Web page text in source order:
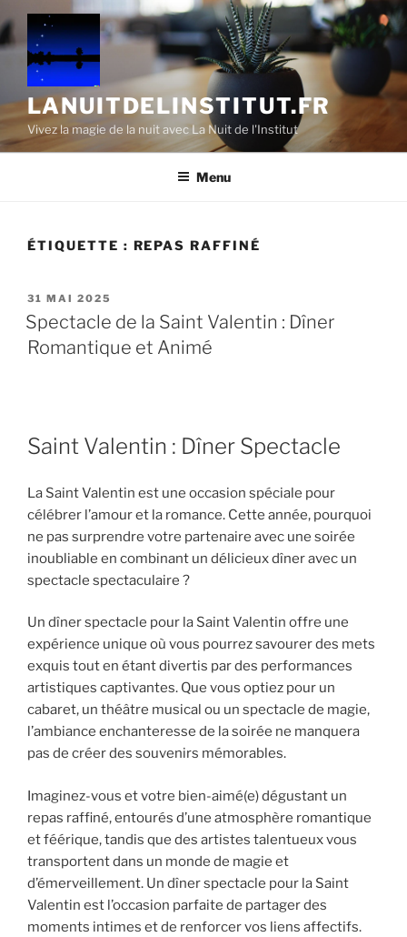
Aller
au
contenu
principal
LANUITDELINSTITUT.FR
Vivez la magie de la nuit avec La Nuit de l'Institut
Menu
ÉTIQUETTE : REPAS RAFFINÉ
PUBLIÉ
LE
31 MAI 2025
Spectacle de la Saint Valentin : Dîner
Romantique et Animé
Saint Valentin : Dîner Spectacle
La Saint Valentin est une occasion spéciale pour
célébrer l’amour et la romance. Cette année, pourquoi
ne pas surprendre votre partenaire avec une soirée
inoubliable en combinant un délicieux dîner avec un
spectacle spectaculaire ?
Un dîner spectacle pour la Saint Valentin offre une
expérience unique où vous pourrez savourer des mets
exquis tout en étant divertis par des performances
artistiques captivantes. Que vous optiez pour un
cabaret, un théâtre musical ou un spectacle de magie,
l’ambiance enchanteresse de la soirée ne manquera
pas de créer des souvenirs mémorables.
Imaginez-vous et votre bien-aimé(e) dégustant un
repas raffiné, entourés d’une atmosphère romantique
et féérique, tandis que des artistes talentueux vous
transportent dans un monde de magie et
d’émerveillement. Un dîner spectacle pour la Saint
Valentin est l’occasion parfaite de partager des
moments intimes et de renforcer vos liens affectifs.